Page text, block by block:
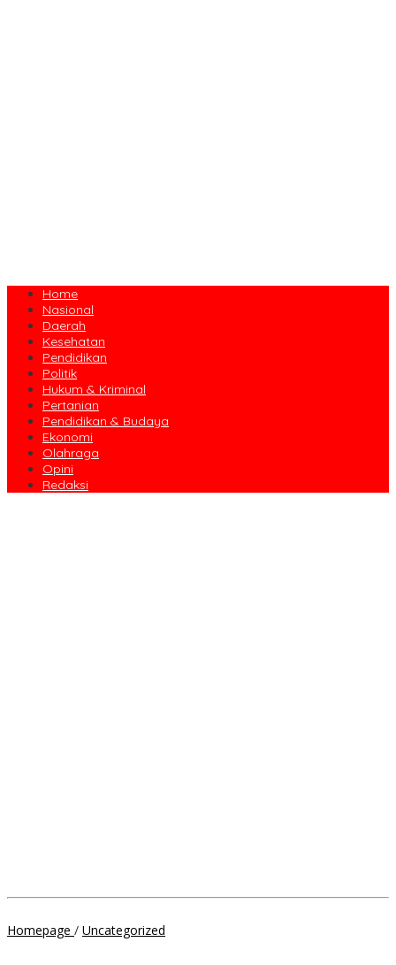
Home
Nasional
Daerah
Kesehatan
Pendidikan
Politik
Hukum & Kriminal
Pertanian
Pendidikan & Budaya
Ekonomi
Olahraga
Opini
Redaksi
Homepage / Uncategorized